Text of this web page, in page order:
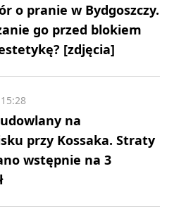
o pranie w Bydgoszczy.
go przed blokiem
[zdjęcia]
na
przy Kossaka. Straty
wstępnie na 3